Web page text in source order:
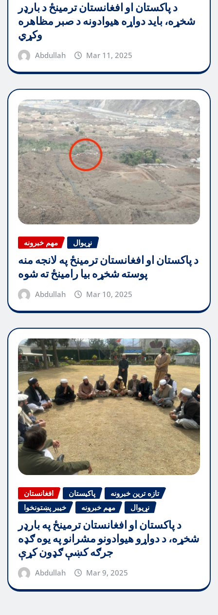
د پاکستان او افغانستان ترمینځ د بارډر
شخړه، باید دواړه هیوادونه د صبر مظاهره
وکړي
Abdullah Mar 11, 2025
مهم خبرونه نړیوال
د پاکستان او افغانستان ترمینځ په لانجه منه
پوسته شخړه بیا رامینځ ته شوه
Abdullah Mar 10, 2025
افغانستان پاکیستان
تازه ترین خبرونه
خیبر پښتونخوا
مهم خبرونه نړیوال
د پاکستان او افغانستان ترمینځ په بارډر
شخړه، د دواړو هیوادونو مشرانو په یوه ګډه
جرګه کښې ګډون کړې
Abdullah Mar 9, 2025